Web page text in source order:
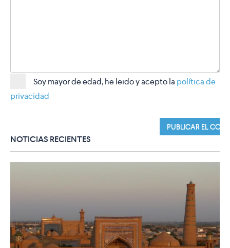
Soy mayor de edad, he leido y acepto la política de
privacidad
NOTICIAS RECIENTES